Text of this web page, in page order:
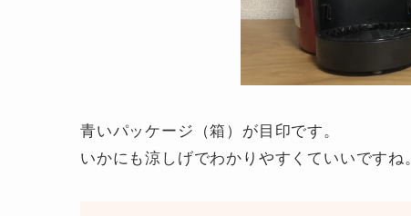
青いパッケージ（箱）が目印です。
いかにも涼しげでわかりやすくていいですね。